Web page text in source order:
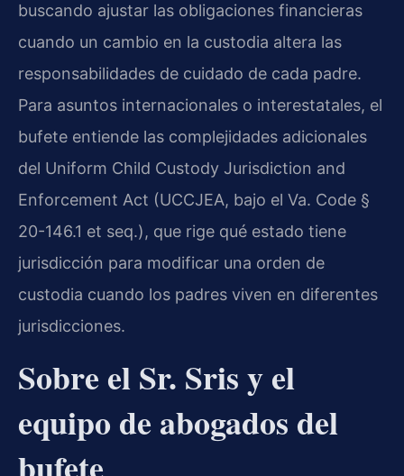
buscando ajustar las obligaciones financieras
cuando un cambio en la custodia altera las
responsabilidades de cuidado de cada padre.
Para asuntos internacionales o interestatales, el
bufete entiende las complejidades adicionales
del Uniform Child Custody Jurisdiction and
Enforcement Act (UCCJEA, bajo el Va. Code §
20-146.1 et seq.), que rige qué estado tiene
jurisdicción para modificar una orden de
custodia cuando los padres viven en diferentes
jurisdicciones.
Sobre el Sr. Sris y el
equipo de abogados del